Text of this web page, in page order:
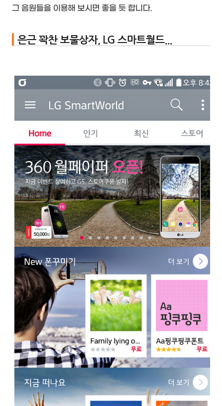
그 음원들을 이용해 보시면 좋을 듯 합니다.
은근 꽉찬 보물상자, LG 스마트월드...